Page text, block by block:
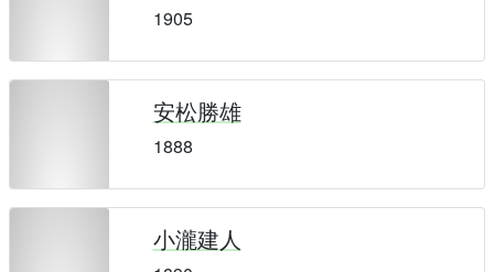
1905
安松勝雄
1888
小瀧建人